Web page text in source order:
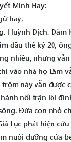
Minh Hay:
hay:
Huỳnh Dịch, Đàm
đầu thế kỷ 20,
nhiều, nhưng
vào nhà họ Lâm
này vẫn được
nổi trận lôi
Đứa con nhỏ
Lục phát hiện
nuôi dưỡng đứa